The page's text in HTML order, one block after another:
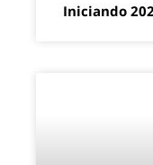
Iniciando